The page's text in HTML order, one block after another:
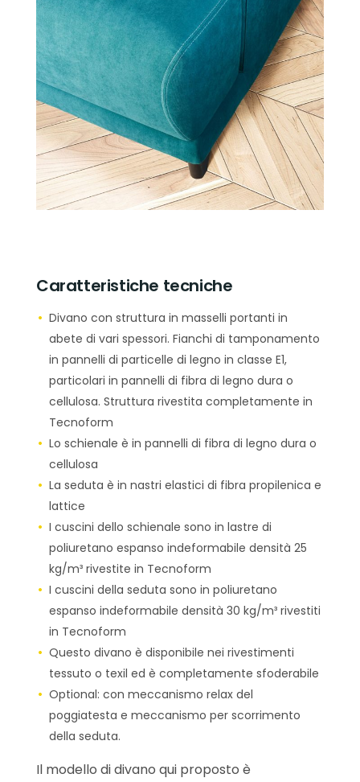
Caratteristiche tecniche
Divano con struttura in masselli portanti in
abete di vari spessori. Fianchi di tamponamento
in pannelli di particelle di legno in classe E1,
particolari in pannelli di fibra di legno dura o
cellulosa. Struttura rivestita completamente in
Tecnoform
Lo schienale è in pannelli di fibra di legno dura o
cellulosa
La seduta è in nastri elastici di fibra propilenica e
lattice
I cuscini dello schienale sono in lastre di
poliuretano espanso indeformabile densità 25
kg/m³ rivestite in Tecnoform
I cuscini della seduta sono in poliuretano
espanso indeformabile densità 30 kg/m³ rivestiti
in Tecnoform
Questo divano è disponibile nei rivestimenti
tessuto o texil ed è completamente sfoderabile
Optional: con meccanismo relax del
poggiatesta e meccanismo per scorrimento
della seduta.
Il modello di divano qui proposto è